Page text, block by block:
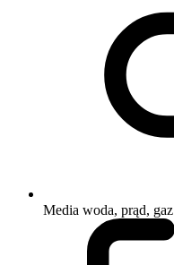
Media woda, prąd, gaz